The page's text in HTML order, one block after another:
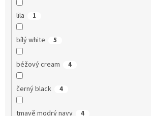
lila 1
bílý white 5
béžový cream 4
černý black 4
tmavě modrý navy 4